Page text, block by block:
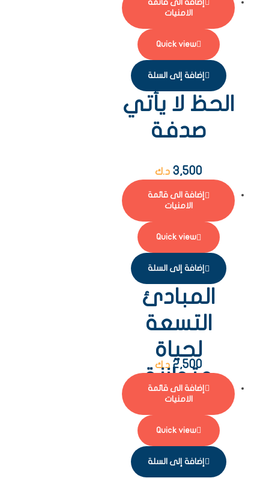
إضافة الى قائمة
الامنيات
Quick view
إضافة إلى السلة
الحظ لا يأتي
صدفة
3,500 د.ك
إضافة الى قائمة
الامنيات
Quick view
إضافة إلى السلة
المبادئ
التسعة
لحياة
متوازنة
2,500 د.ك
إضافة الى قائمة
الامنيات
Quick view
إضافة إلى السلة